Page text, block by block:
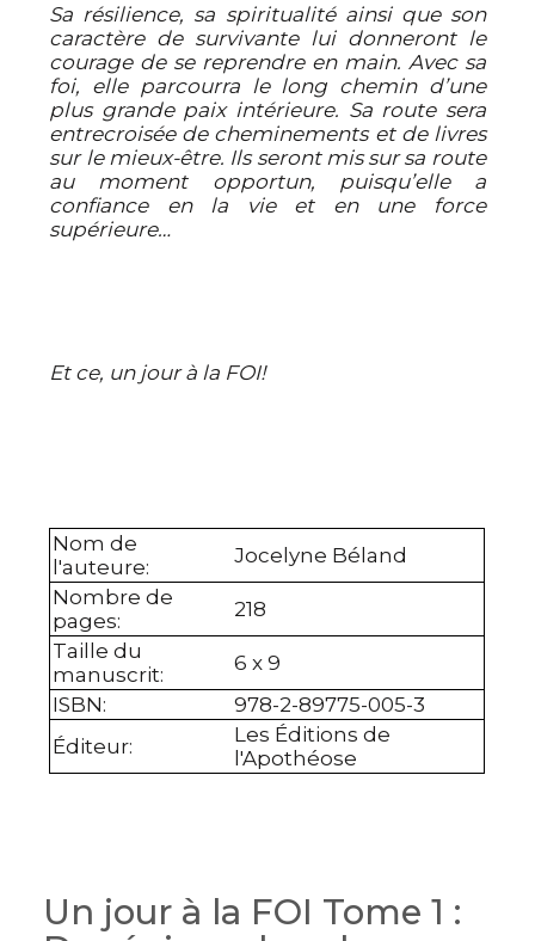
Sa résilience, sa spiritualité ainsi que son
caractère de survivante lui donneront le
courage de se reprendre en main. Avec sa
foi, elle parcourra le long chemin d’une
plus grande paix intérieure. Sa route sera
entrecroisée de cheminements et de livres
sur le mieux-être. Ils seront mis sur sa route
au moment opportun, puisqu’elle a
confiance en la vie et en une force
supérieure…
Et ce, un jour à la FOI!
Nom de
l'auteure:
Jocelyne Béland
Nombre de
pages:
218
Taille du
manuscrit:
6 x 9
ISBN:
978-2-89775-005-3
Éditeur:
Les Éditions de
l'Apothéose
Un jour à la FOI Tome 1 :